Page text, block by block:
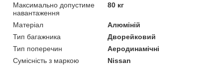
Максимально допустиме
навантаження
80 кг
Матеріал
Алюміній
Тип багажника
Дворейковий
Тип поперечин
Аеродинамічні
Сумісність з маркою
Nissan